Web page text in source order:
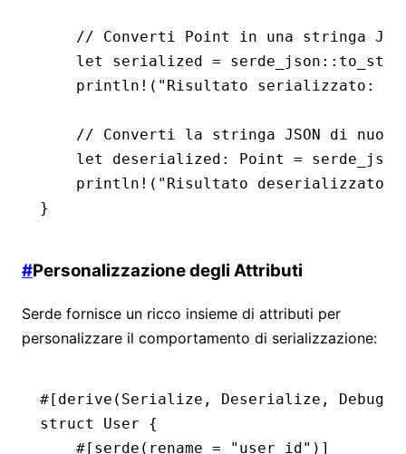
// Converti Point in una stringa
    let
serialized = serde_json ::
    println!
( "Risultato serializzato:
// Converti la stringa JSON di
    let
deserialized : Point = serde_json
    println!
( "Risultato deserializzato:
}
#Personalizzazione degli Attributi
Serde fornisce un ricco insieme di attributi per
personalizzare il comportamento di serializzazione:
#[derive( Serialize , Deserialize , Debug
struct
User {
    #[serde(rename
= "user_id" )]